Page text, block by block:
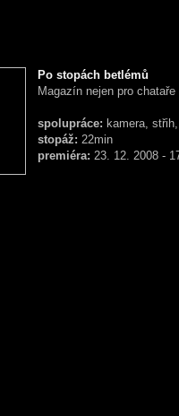
Po stopách betlémů
Magazín nejen pro
spolupráce: kamera,
stopáž: 22min
premiéra: 23. 12. 2008 -